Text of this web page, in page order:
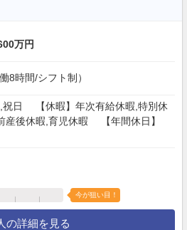
万円
8時間/シフト制）
,祝日 【休暇】年次有給休暇,特別休
産後休暇,育児休暇 【年間休日】
今が狙い目！
の詳細を見る